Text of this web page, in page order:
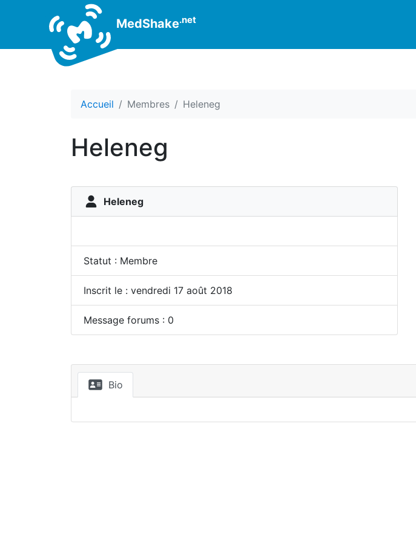
MedShake.net
Accueil Membres Heleneg
Heleneg
Heleneg
Statut : Membre
Inscrit le : vendredi 17 août 2018
Message forums : 0
Bio